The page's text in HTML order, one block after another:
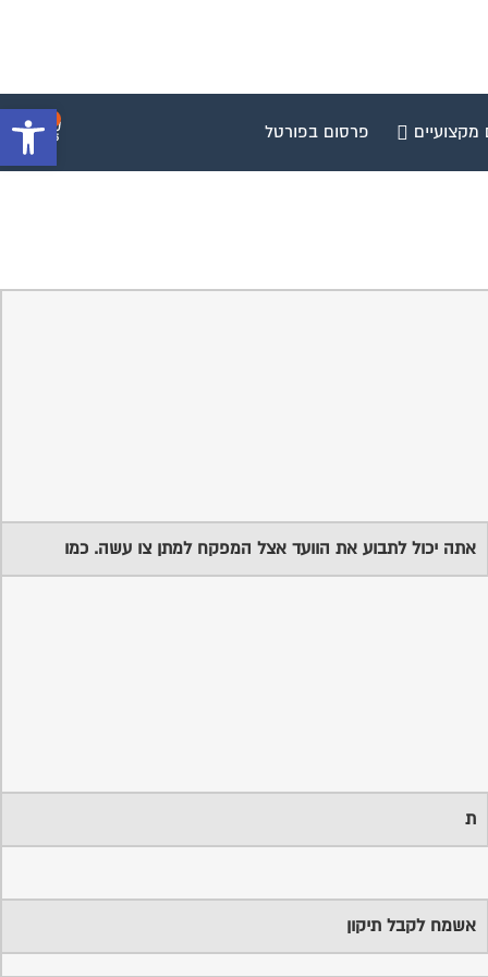
פתח מקצועיים פרסום בפורטל
אתה יכול לתבוע את הוועד אצל המפקח למתן צו עשה. כמו
ת
אשמח לקבל תיקון